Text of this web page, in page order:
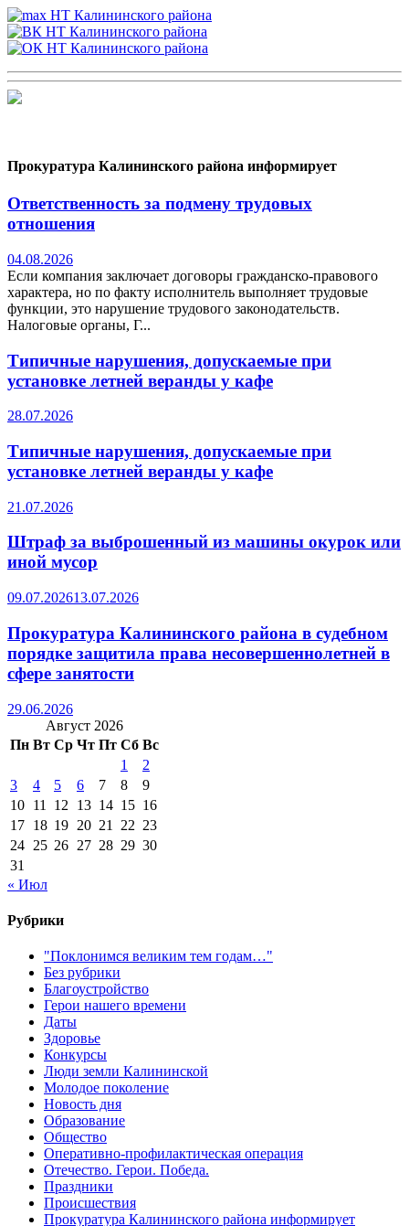
Прокуратура Калининского района информирует
Ответственность за подмену трудовых
отношения
04.08.2026
Если компания заключает договоры гражданско-правового
характера, но по факту исполнитель выполняет трудовые
функции, это нарушение трудового законодательств.
Налоговые органы, Г...
Типичные нарушения, допускаемые при
установке летней веранды у кафе
28.07.2026
Типичные нарушения, допускаемые при
установке летней веранды у кафе
21.07.2026
Штраф за выброшенный из машины окурок или
иной мусор
09.07.202613.07.2026
Прокуратура Калининского района в судебном
порядке защитила права несовершеннолетней в
сфере занятости
29.06.2026
Август 2026
Пн Вт Ср Чт Пт Сб Вс
1
2
3
4 5 6 7 8
9
10 11 12 13 14 15 16
17 18 19 20 21 22 23
24 25 26 27 28 29 30
31
« Июл
Рубрики
"Поклонимся великим тем годам…"
Без рубрики
Благоустройство
Герои нашего времени
Даты
Здоровье
Конкурсы
Люди земли Калининской
Молодое поколение
Новость дня
Образование
Общество
Оперативно-профилактическая операция
Отечество. Герои. Победа.
Праздники
Происшествия
Прокуратура Калининского района информирует